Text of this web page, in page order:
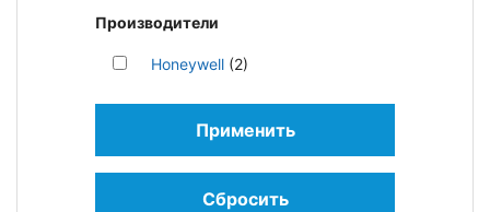
Производители
Honeywell (2)
Применить
Сбросить